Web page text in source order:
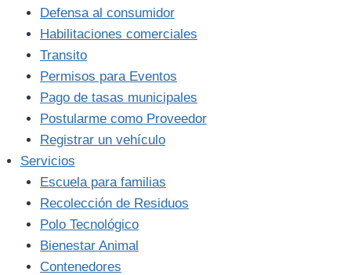
Defensa al consumidor
Habilitaciones comerciales
Transito
Permisos para Eventos
Pago de tasas municipales
Postularme como Proveedor
Registrar un vehículo
Servicios
Escuela para familias
Recolección de Residuos
Polo Tecnológico
Bienestar Animal
Contenedores